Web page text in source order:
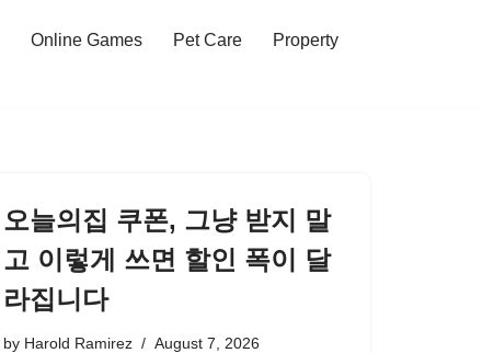
Online Games Pet Care
Property
오늘의집 쿠폰, 그냥 받지 말
고 이렇게 쓰면 할인 폭이 달
라집니다
by Harold Ramirez August 7, 2026